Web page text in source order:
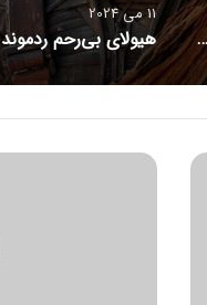
چرا باید به سریال Baby Reindeer (بچه گوزن) توجه کرد؟
11 می 2024
هیولای بی‌رحم ردموند
ا